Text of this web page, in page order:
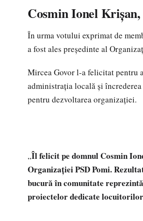
Cosmin Ionel
În urma votului exprimat de
a fost ales președinte al
Mircea Govor l-a felicitat pentru
administrația locală și
pentru dezvoltarea organizației.
„Îl felicit pe domnul Cosmin
Organizației PSD Pomi.
bucură în comunitate
proiectelor dedicate